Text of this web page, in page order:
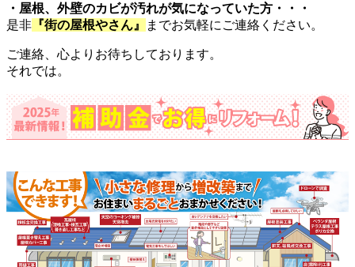
・屋根、外壁のカビが汚れが気になっていた方・・・
是非 『街の屋根やさん』 までお気軽にご連絡ください。
ご連絡、心よりお待ちしております。
それでは。